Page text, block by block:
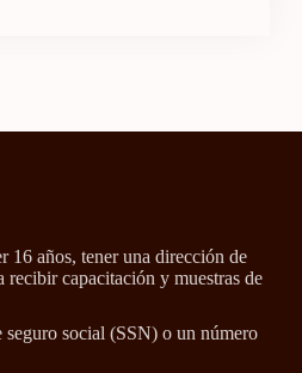
16 años, tener una dirección de
capacitación y muestras de
social (SSN) o un número